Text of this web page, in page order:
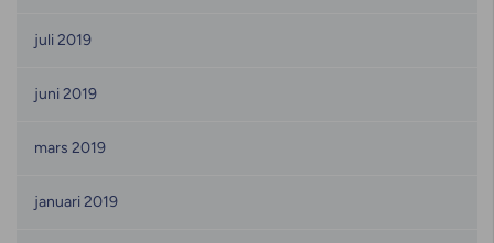
juli 2019
juni 2019
mars 2019
januari 2019